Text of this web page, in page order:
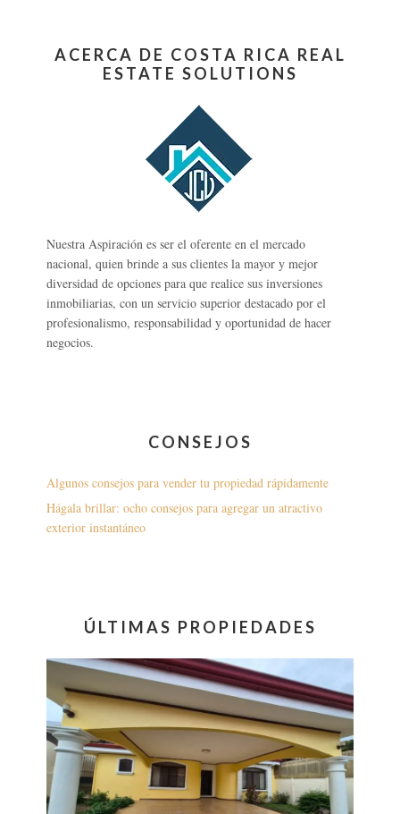
ACERCA DE COSTA RICA REAL
ESTATE SOLUTIONS
Nuestra Aspiración es ser el oferente en el mercado
nacional, quien brinde a sus clientes la mayor y mejor
diversidad de opciones para que realice sus inversiones
inmobiliarias, con un servicio superior destacado por el
profesionalismo, responsabilidad y oportunidad de hacer
negocios.
CONSEJOS
Algunos consejos para vender tu propiedad rápidamente
Hágala brillar: ocho consejos para agregar un atractivo
exterior instantáneo
ÚLTIMAS PROPIEDADES